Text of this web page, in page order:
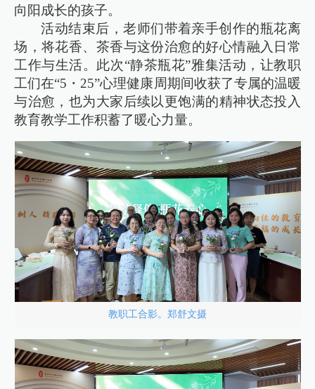
向阳成长的孩子。
活动结束后，老师们带着亲手创作的瓶花离
场，将花香、茶香与这份治愈的好心情融入日常
工作与生活。此次“静茶瓶花”雅集活动，让教职
工们在“5・25”心理健康周期间收获了专属的温暖
与治愈，也为大家后续以更饱满的精神状态投入
教育教学工作积蓄了暖心力量。
教职工合影。郑舒文摄